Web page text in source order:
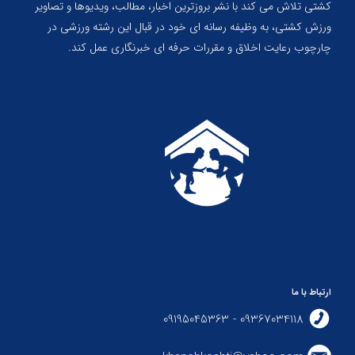
کشتی تلاش می کند با نشر بروزترین اخبار، مطالب، ویدیوها و تصاویر
ورزش کشتی، به وظیفه رسانه ای خود در قبال این رشته ورزشی در
چارچوب رعایت اخلاق و مقررات حرفه ای خبرنگاری عمل کند.
ارتباط با ما
09367034118 - 09195045363